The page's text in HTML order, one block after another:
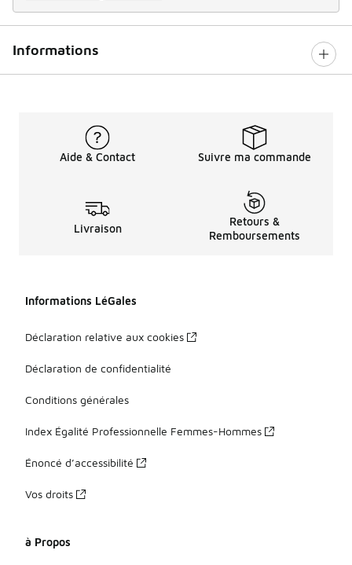
Informations
Aide & Contact Suivre ma commande
Livraison
Retours &
Remboursements
Informations LéGales
Déclaration relative aux cookies
Déclaration de confidentialité
Conditions générales
Index Égalité Professionnelle Femmes-Hommes
Énoncé d’accessibilité
Vos droits
à Propos